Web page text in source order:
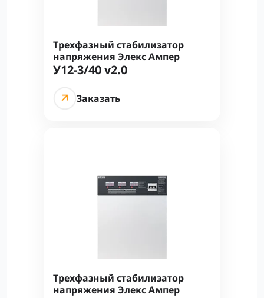
Трехфазный стабилизатор
напряжения Элекс Ампер
У12-3/40 v2.0
Заказать
Трехфазный стабилизатор
напряжения Элекс Ампер